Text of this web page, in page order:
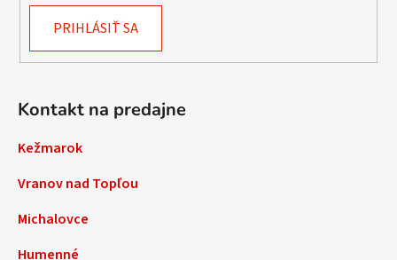
PRIHLÁSIŤ SA
Kontakt na predajne
Kežmarok
Vranov nad Topľou
Michalovce
Humenné